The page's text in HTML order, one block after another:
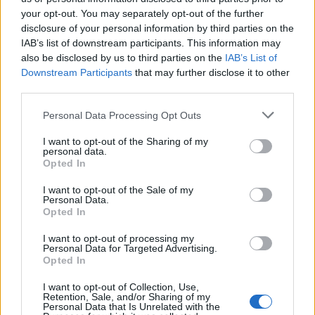
your opt-out. You may separately opt-out of the further
disclosure of your personal information by third parties on the
IAB’s list of downstream participants. This information may
also be disclosed by us to third parties on the IAB’s List of
Downstream Participants that may further disclose it to other
Personal Data Processing Opt Outs
I want to opt-out of the Sharing of my
personal data.
Opted In
I want to opt-out of the Sale of my
Personal Data.
Opted In
I want to opt-out of processing my
Personal Data for Targeted Advertising.
Opted In
I want to opt-out of Collection, Use,
Retention, Sale, and/or Sharing of my
Personal Data that Is Unrelated with the
lemondta a sepsiszentgyörgyi SIC Fesztre tervezett
koncertjét. Majka ezt szerdán a Facebook-oldalán
jelentette be.
FŐTÉR